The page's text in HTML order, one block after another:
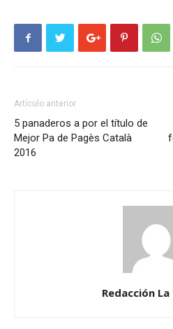
Artículo anterior
5 panaderos a por el título de
Mejor Pa de Pagès Català
2016
Redacción